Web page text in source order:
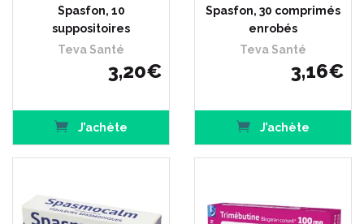
Spasfon, 10
suppositoires
Teva Santé
3,20€
J’achète
Spasfon, 30 comprimés
enrobés
Teva Santé
3,16€
J’achète